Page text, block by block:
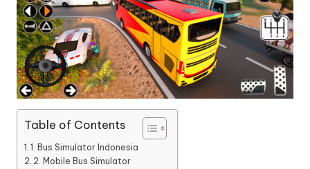
Table of Contents
1. Bus Simulator Indonesia
2. Mobile Bus Simulator